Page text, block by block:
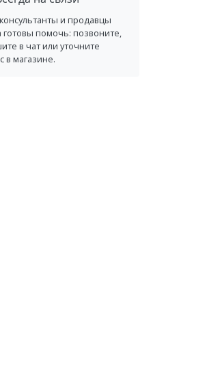
и продавцы
готовы помочь: позвоните,
в чат или уточните
в магазине.